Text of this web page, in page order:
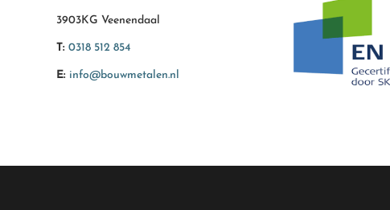
3903KG Veenendaal
T: 0318 512 854
E: info@bouwmetalen.nl